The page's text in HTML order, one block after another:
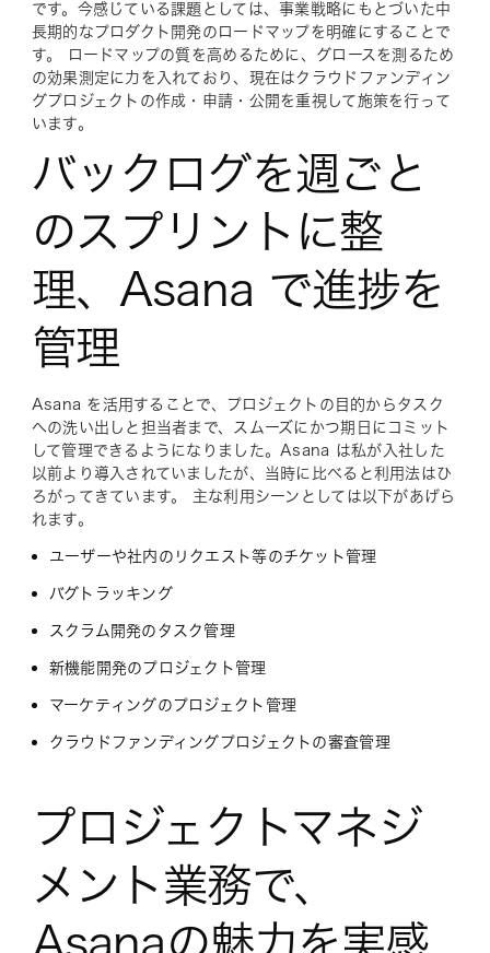
です。今感じている課題としては、事業戦略にもとづいた中
長期的なプロダクト開発のロードマップを明確にすることで
す。 ロードマップの質を高めるために、グロースを測るため
の効果測定に力を入れており、現在はクラウドファンディン
グプロジェクトの作成・申請・公開を重視して施策を行って
います。
バックログを週ごと
のスプリントに整
理、Asana で進捗を
管理
Asana を活用することで、プロジェクトの目的からタスク
への洗い出しと担当者まで、スムーズにかつ期日にコミット
して管理できるようになりました。Asana は私が入社した
以前より導入されていましたが、当時に比べると利用法はひ
ろがってきています。 主な利用シーンとしては以下があげら
れます。
ユーザーや社内のリクエスト等のチケット管理
バグトラッキング
スクラム開発のタスク管理
新機能開発のプロジェクト管理
マーケティングのプロジェクト管理
クラウドファンディングプロジェクトの審査管理
プロジェクトマネジ
メント業務で、
Asanaの魅力を実感